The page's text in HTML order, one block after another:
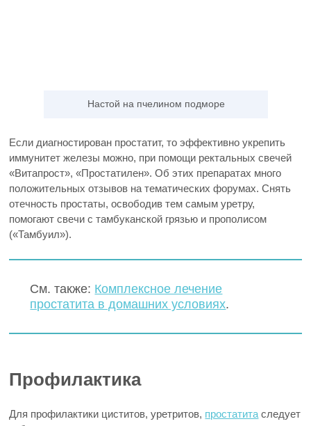
Настой на пчелином подморе
Если диагностирован простатит, то эффективно укрепить
иммунитет железы можно, при помощи ректальных свечей
«Витапрост», «Простатилен». Об этих препаратах много
положительных отзывов на тематических форумах. Снять
отечность простаты, освободив тем самым уретру,
помогают свечи с тамбуканской грязью и прополисом
(«Тамбуил»).
См. также: Комплексное лечение
простатита в домашних условиях.
Профилактика
Для профилактики циститов, уретритов, простатитаследует